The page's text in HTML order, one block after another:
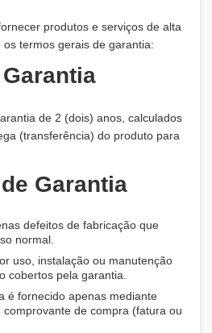
produtos e serviços de alta
termos gerais de garantia:
de 2 (dois) anos, calculados
(transferência) do produto para
Garantia
defeitos de fabricação que
normal.
uso, instalação ou manutenção
cobertos pela garantia.
é fornecido apenas mediante
de compra (fatura ou